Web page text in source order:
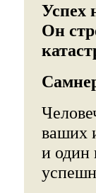
Успех
Он
ваших
и один